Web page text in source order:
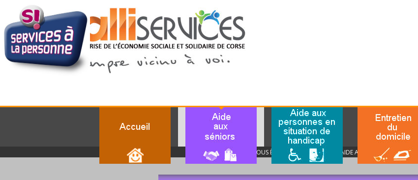
VOUS ÊTES ICI : ACCUEIL AIDE AUX SÉNIORS